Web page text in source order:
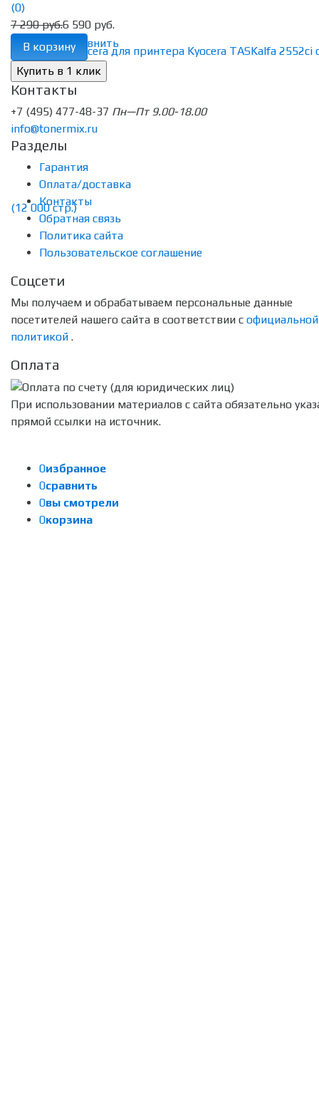
избранное сравнить
(0)
7 290 руб.6 590 руб.
В корзину
Контакты
+7 (495) 477-48-37 Пн—Пт 9.00-18.00
info@tonermix.ru
Разделы
Гарантия
Оплата/доставка
Контакты
Обратная связь
Политика сайта
Пользовательское соглашение
Соцсети
Мы получаем и обрабатываем персональные данные
посетителей нашего сайта в соответствии с официальной
политикой .
Оплата
При использовании материалов с сайта обязательно
прямой ссылки на источник.
0избранное
0сравнить
0вы смотрели
0корзина